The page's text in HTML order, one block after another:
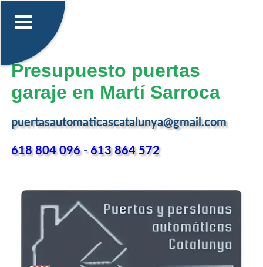
Presupuesto puertas
garaje en Martí Sarroca
puertasautomaticascatalunya@gmail.com
618 804 096-613 864 572